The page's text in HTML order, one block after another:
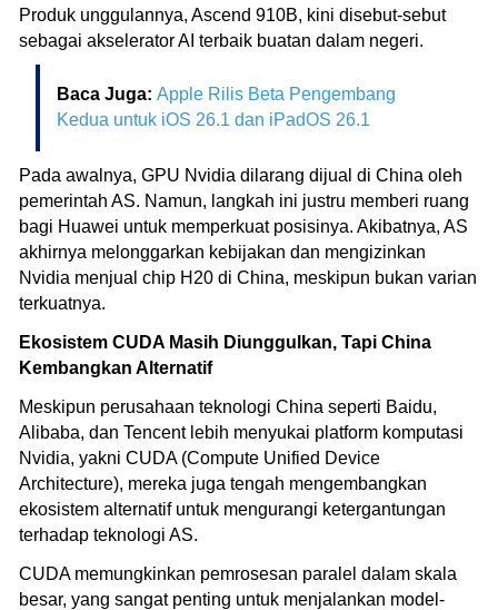
Produk unggulannya, Ascend 910B, kini disebut-sebut
sebagai akselerator AI terbaik buatan dalam negeri.
Baca Juga: Apple Rilis Beta Pengembang
Kedua untuk iOS 26.1 dan iPadOS 26.1
Pada awalnya, GPU Nvidia dilarang dijual di China oleh
pemerintah AS. Namun, langkah ini justru memberi ruang
bagi Huawei untuk memperkuat posisinya. Akibatnya, AS
akhirnya melonggarkan kebijakan dan mengizinkan
Nvidia menjual chip H20 di China, meskipun bukan varian
terkuatnya.
Ekosistem CUDA Masih Diunggulkan, Tapi China
Kembangkan Alternatif
Meskipun perusahaan teknologi China seperti Baidu,
Alibaba, dan Tencent lebih menyukai platform komputasi
Nvidia, yakni CUDA (Compute Unified Device
Architecture), mereka juga tengah mengembangkan
ekosistem alternatif untuk mengurangi ketergantungan
terhadap teknologi AS.
CUDA memungkinkan pemrosesan paralel dalam skala
besar, yang sangat penting untuk menjalankan model-